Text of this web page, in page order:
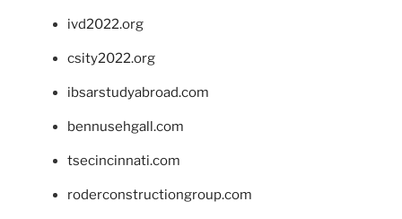
ivd2022.org
csity2022.org
ibsarstudyabroad.com
bennusehgall.com
tsecincinnati.com
roderconstructiongroup.com